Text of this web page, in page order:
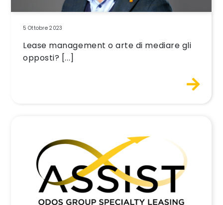
5 Ottobre 2023
Lease management o arte di mediare gli
opposti? [...]